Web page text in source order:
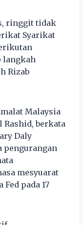
ringgit tidak
Syarikat
langkah
Rizab
Malaysia
Rashid, berkata
Daly
pengurangan
mesyuarat
pada 17